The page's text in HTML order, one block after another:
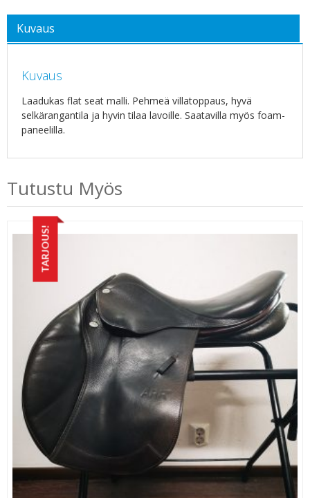
Kuvaus
Kuvaus
Laadukas flat seat malli. Pehmeä villatoppaus, hyvä
selkärangantila ja hyvin tilaa lavoille. Saatavilla myös foam-
paneelilla.
Tutustu Myös
TARJOUS!